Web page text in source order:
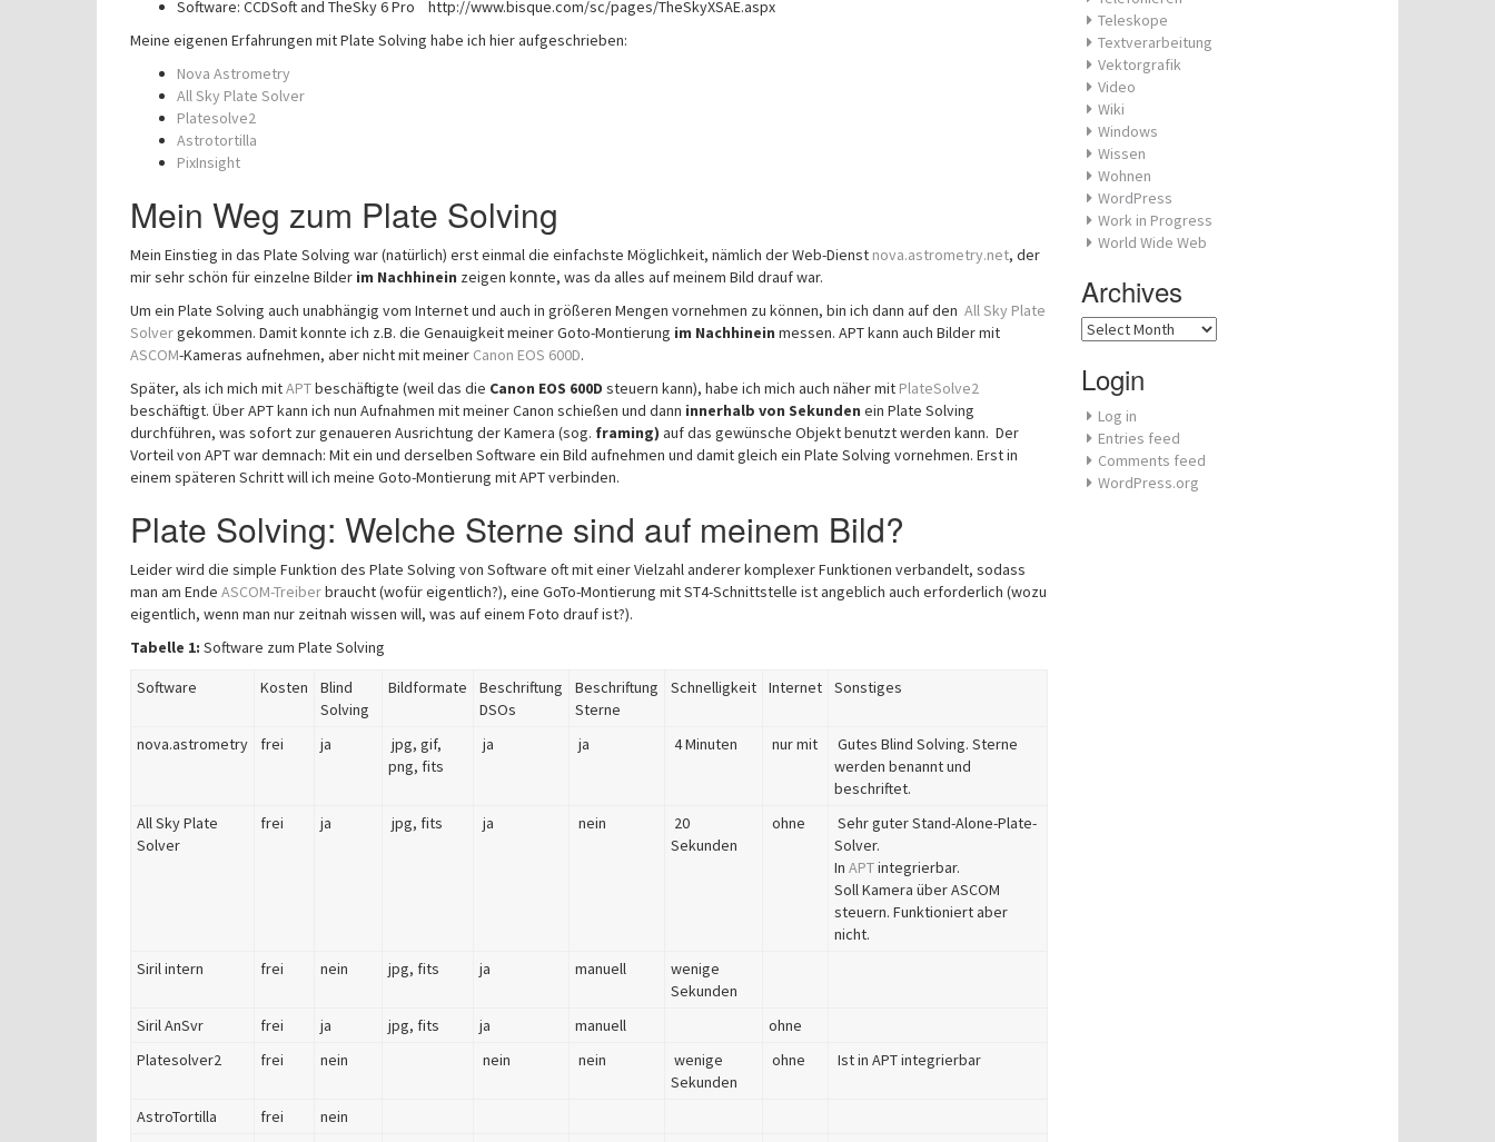
Software: CCDSoft and TheSky 6 Pro http://www.bisque.com/sc/pages/TheSkyXSAE.aspx
Meine eigenen Erfahrungen mit Plate Solving habe ich hier aufgeschrieben:
Nova Astrometry
All Sky Plate Solver
Platesolve2
Astrotortilla
PixInsight
Mein Weg zum Plate Solving
Mein Einstieg in das Plate Solving war (natürlich) erst einmal die einfachste Möglichkeit, nämlich der Web-Dienst nova.astrometry.net, der
mir sehr schön für einzelne Bilder im Nachhinein zeigen konnte, was da alles auf meinem Bild drauf war.
Um ein Plate Solving auch unabhängig vom Internet und auch in größeren Mengen vornehmen zu können, bin ich dann auf den All Sky Plate
Solvergekommen. Damit konnte ich z.B. die Genauigkeit meiner Goto-Montierung im Nachhinein messen. APT kann auch Bilder mit
ASCOM-Kameras aufnehmen, aber nicht mit meiner Canon EOS 600D.
Später, als ich mich mitAPTbeschäftigte (weil das die Canon EOS 600D steuern kann), habe ich mich auch näher mit PlateSolve2
beschäftigt. Über APT kann ich nun Aufnahmen mit meiner Canon schießen und dann innerhalb von Sekunden ein Plate Solving
durchführen, was sofort zur genaueren Ausrichtung der Kamera (sog. framing) auf das gewünsche Objekt benutzt werden kann. Der
Vorteil von APT war demnach: Mit ein und derselben Software ein Bild aufnehmen und damit gleich ein Plate Solving vornehmen. Erst in
einem späteren Schritt will ich meine Goto-Montierung mit APT verbinden.
Plate Solving: Welche Sterne sind auf meinem Bild?
Leider wird die simple Funktion des Plate Solving von Software oft mit einer Vielzahl anderer komplexer Funktionen verbandelt, sodass
man am Ende ASCOM-Treiberbraucht (wofür eigentlich?), eine GoTo-Montierung mit ST4-Schnittstelle ist angeblich auch erforderlich (wozu
eigentlich, wenn man nur zeitnah wissen will, was auf einem Foto drauf ist?).
Tabelle 1: Software zum Plate Solving
Software
Kosten
Blind
Solving
Bildformate
Beschriftung
DSOs
Beschriftung
Sterne
Schnelligkeit Internet Sonstiges
nova.astrometry frei ja
jpg, gif,
png, fits
ja ja 4 Minuten nur mit
Gutes Blind Solving. Sterne
werden benannt und
beschriftet.
All Sky Plate
Solver
frei ja jpg, fits ja nein
20
Sekunden
ohne
Sehr guter Stand-Alone-Plate-
Solver.
In APTintegrierbar.
Soll Kamera über ASCOM
steuern. Funktioniert aber
nicht.
Siril intern
frei nein jpg, fits ja manuell
wenige
Sekunden
Siril AnSvr
frei ja jpg, fits ja manuell
ohne
Platesolver2
frei nein nein nein
wenige
Sekunden
ohne Ist in APT integrierbar
AstroTortilla frei
nein
Teleskope
Textverarbeitung
Vektorgrafik
Video
Wiki
Windows
Wissen
Wohnen
WordPress
Work in Progress
World Wide Web
Archives
Archives
Login
Log in
Entries feed
Comments feed
WordPress.org